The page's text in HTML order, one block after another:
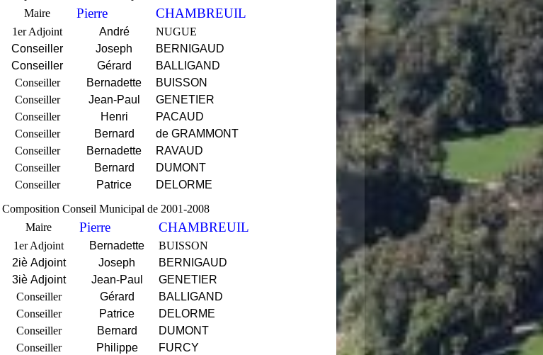
Maire
Pierre CHAMBREUIL
1er Adjoint André
NUGUE
Conseiller
Joseph
BERNIGAUD
Conseiller
Gérard
BALLIGAND
Conseiller
Bernadette
BUISSON
Conseiller
Jean-Paul
GENETIER
Conseiller
Henri
PACAUD
Conseiller
Bernard
de GRAMMONT
Conseiller
Bernadette
RAVAUD
Conseiller
Bernard
DUMONT
Conseiller
Patrice
DELORME
Composition Conseil Municipal de 2001-2008
Maire
Pierre CHAMBREUIL
1er Adjoint Bernadette
BUISSON
2iè Adjoint
Joseph
BERNIGAUD
3iè Adjoint
Jean-Paul
GENETIER
Conseiller
Gérard
BALLIGAND
Conseiller
Patrice
DELORME
Conseiller
Bernard
DUMONT
Conseiller
Philippe
FURCY